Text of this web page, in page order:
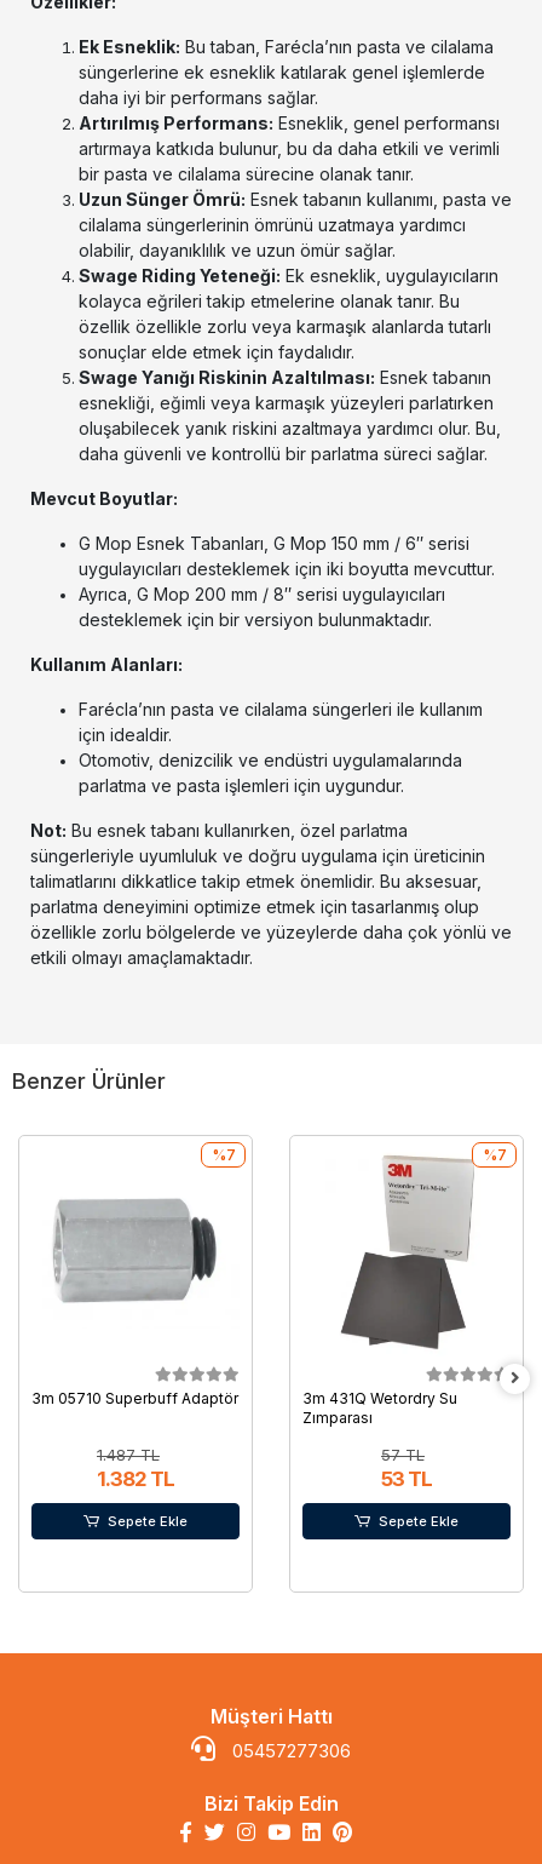
Ek Esneklik: Bu taban, Farécla’nın pasta ve cilalama
süngerlerine ek esneklik katılarak genel işlemlerde
daha iyi bir performans sağlar.
Artırılmış Performans: Esneklik, genel performansı
artırmaya katkıda bulunur, bu da daha etkili ve verimli
bir pasta ve cilalama sürecine olanak tanır.
Uzun Sünger Ömrü: Esnek tabanın kullanımı, pasta ve
cilalama süngerlerinin ömrünü uzatmaya yardımcı
olabilir, dayanıklılık ve uzun ömür sağlar.
Swage Riding Yeteneği: Ek esneklik, uygulayıcıların
kolayca eğrileri takip etmelerine olanak tanır. Bu
özellik özellikle zorlu veya karmaşık alanlarda tutarlı
sonuçlar elde etmek için faydalıdır.
Swage Yanığı Riskinin Azaltılması: Esnek tabanın
esnekliği, eğimli veya karmaşık yüzeyleri parlatırken
oluşabilecek yanık riskini azaltmaya yardımcı olur. Bu,
daha güvenli ve kontrollü bir parlatma süreci sağlar.
Mevcut Boyutlar:
G Mop Esnek Tabanları, G Mop 150 mm / 6″ serisi
uygulayıcıları desteklemek için iki boyutta mevcuttur.
Ayrıca, G Mop 200 mm / 8″ serisi uygulayıcıları
desteklemek için bir versiyon bulunmaktadır.
Kullanım Alanları:
Farécla’nın pasta ve cilalama süngerleri ile kullanım
için idealdir.
Otomotiv, denizcilik ve endüstri uygulamalarında
parlatma ve pasta işlemleri için uygundur.
Not: Bu esnek tabanı kullanırken, özel parlatma
süngerleriyle uyumluluk ve doğru uygulama için üreticinin
talimatlarını dikkatlice takip etmek önemlidir. Bu aksesuar,
parlatma deneyimini optimize etmek için tasarlanmış olup
özellikle zorlu bölgelerde ve yüzeylerde daha çok yönlü ve
etkili olmayı amaçlamaktadır.
Benzer Ürünler
3m 05710 Superbuff Adaptör
1.487 TL
1.382 TL
%7
Sepete Ekle
3m 431Q Wetordry Su
Zımparası
57 TL
53 TL
%7
Sepete Ekle
Müşteri Hattı
05457277306
Bizi Takip Edin